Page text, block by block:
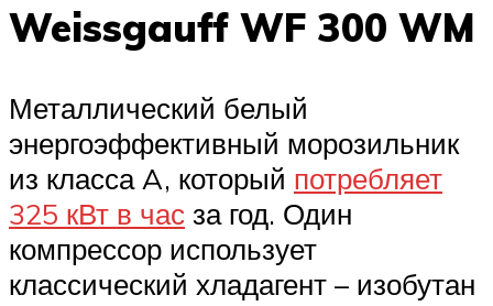
Weissgauff WF 300 WM
Металлический белый
энергоэффективный морозильник
из класса A, который потребляет
325 кВт в час за год. Один
компрессор использует
классический хладагент – изобутан